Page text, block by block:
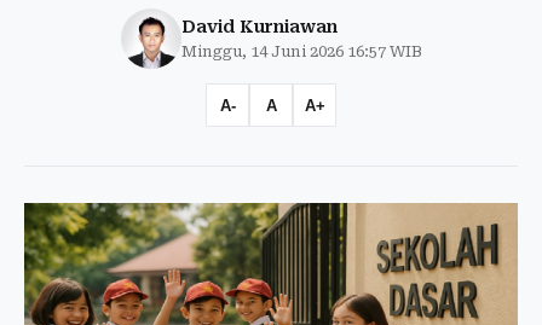
David Kurniawan
Minggu, 14 Juni 2026 16:57 WIB
A- A A+